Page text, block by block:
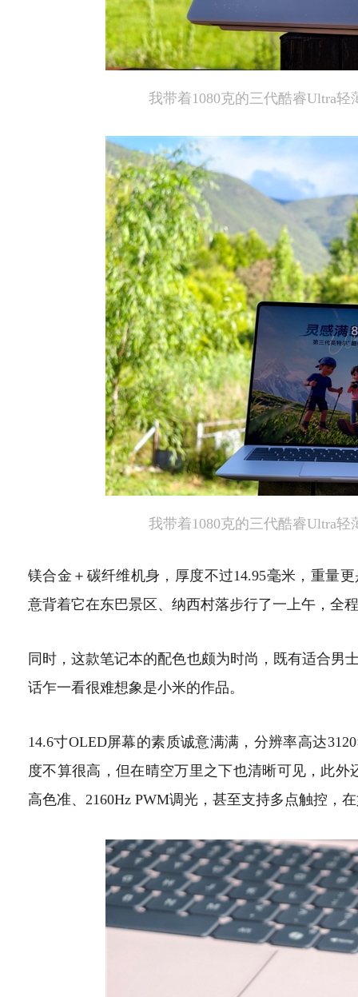
我带着1080克的三代酷睿Ultra
我带着1080克的三代酷睿Ultra
镁合金＋碳纤维机身，厚度不过14.95毫米，重量
意背着它在东巴景区、纳西村落步行了一上午，全
同时，这款笔记本的配色也颇为时尚，既有适合男
话乍一看很难想象是小米的作品。
14.6寸OLED屏幕的素质诚意满满，分辨率高达
度不算很高，但在晴空万里之下也清晰可见，此外
高色准、2160Hz PWM调光，甚至支持多点触控，